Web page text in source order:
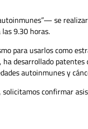
se
9.30 horas.
para usarlos como
desarrollado patentes
autoinmunes y
solicitamos confirmar